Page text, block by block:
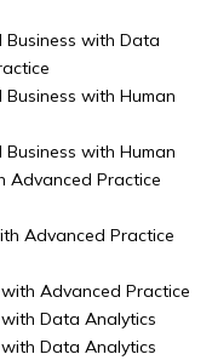
Business with Data
with Human
with Human
Advanced Practice
Advanced Practice
Advanced Practice
Data Analytics
Data Analytics